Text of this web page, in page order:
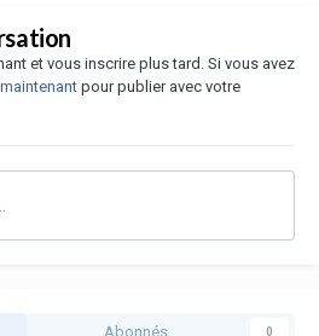
et vous inscrire plus tard. Si vous avez
pour publier avec votre
Abonnés 0